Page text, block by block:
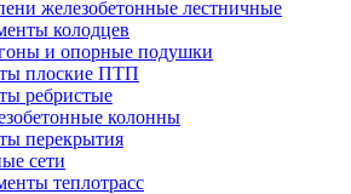
железобетонные лестничные
колодцев
и опорные подушки
плоские ПТП
ребристые
колонны
перекрытия
сети
теплотрасс